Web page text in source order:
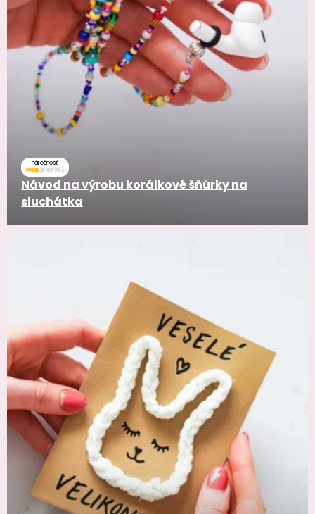
náročnosť
Návod na výrobu korálkové šňůrky na
sluchátka